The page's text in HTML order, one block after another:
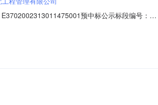
预中标公示标段编号：
系人：董晓妍联系电话：13806394577招标代理